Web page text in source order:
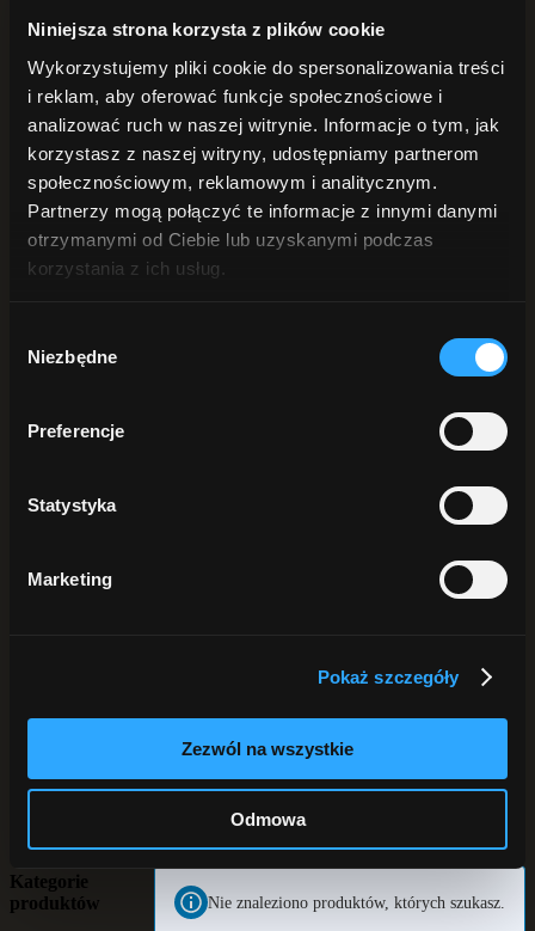
Niniejsza strona korzysta z plików cookie
Wykorzystujemy pliki cookie do spersonalizowania treści
i reklam, aby oferować funkcje społecznościowe i
analizować ruch w naszej witrynie. Informacje o tym, jak
korzystasz z naszej witryny, udostępniamy partnerom
społecznościowym, reklamowym i analitycznym.
Partnerzy mogą połączyć te informacje z innymi danymi
otrzymanymi od Ciebie lub uzyskanymi podczas
korzystania z ich usług.
zgody
Niezbędne
Preferencje
Statystyka
Marketing
Pokaż szczegóły
Zezwól na wszystkie
Odmowa
Cera sucha
Cera trądzikowa
Cera wrażliwa
Okolice oczu
Nadmierna potliwość
Przebarwienia i nierówny koloryt
Skóra atopowa
Skóra sucha
DO TWARZY
Serum
Kremy do twarzy
BALSAMY
Sole do kąpieli
Oleje
Peelingi do ciała
Do stóp
ANTYPERSPIRANTY
Nie znaleziono produktów, których szukasz.
Kategorie
produktów